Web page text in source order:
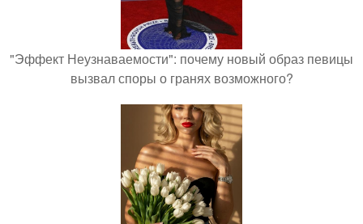
"Эффект Неузнаваемости": почему новый образ певицы
вызвал споры о гранях возможного?